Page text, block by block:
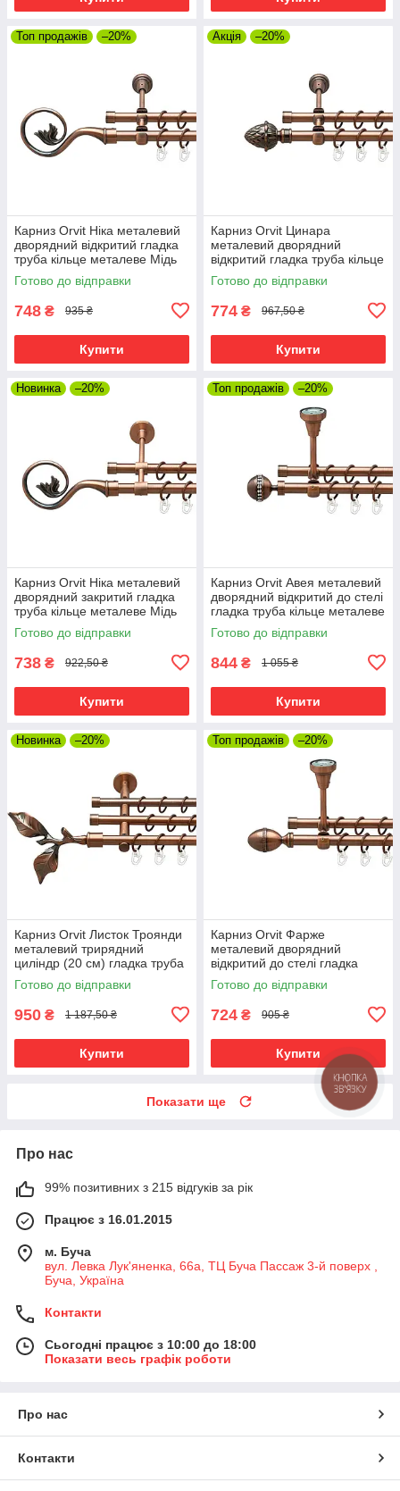
Топ продажів –20%
Карниз Orvit Ніка металевий
дворядний відкритий гладка
труба кільце металеве Мідь
16\16 мм 120 см (00-
00020672)
Готово до відправки
748 ₴ 935 ₴
Купити
Акція –20%
Карниз Orvit Цинара
металевий дворядний
відкритий гладка труба кільце
металеве Мідь 16\16 мм 120
см (00-00020770)
Готово до відправки
774 ₴ 967,50 ₴
Купити
Новинка –20%
Карниз Orvit Ніка металевий
дворядний закритий гладка
труба кільце металеве Мідь
16\16 мм 120 см (00-
00019915)
Готово до відправки
738 ₴ 922,50 ₴
Купити
Топ продажів –20%
Карниз Orvit Авея металевий
дворядний відкритий до стелі
гладка труба кільце металеве
Мідь 16\16 мм 120 см (00-
00020021)
Готово до відправки
844 ₴ 1 055 ₴
Купити
Новинка –20%
Карниз Orvit Листок Троянди
металевий трирядний
циліндр (20 см) гладка труба
кільце металеве Мідь
16\16\16 мм 120 см (00-
Готово до відправки
950 ₴ 1 187,50 ₴
Купити
Топ продажів –20%
Карниз Orvit Фарже
металевий дворядний
відкритий до стелі гладка
труба кільце металеве Мідь
16\16 мм 120 см (00-
Готово до відправки
724 ₴ 905 ₴
Купити
Показати ще
Про нас
99% позитивних з 215 відгуків за рік
Працює з 16.01.2015
м. Буча
вул. Левка Лук'яненка, 66а, ТЦ Буча Пассаж 3-й поверх ,
Буча, Україна
Контакти
Сьогодні працює з 10:00 до 18:00
Показати весь графік роботи
Про нас
Контакти
КНОПКА
ЗВ'ЯЗКУ